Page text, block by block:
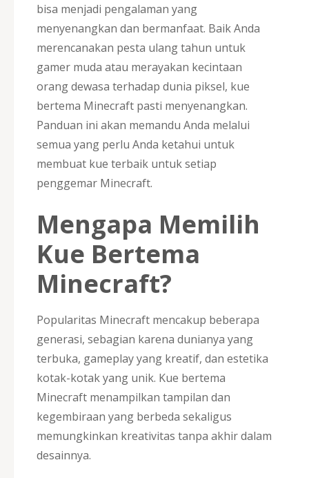
bisa menjadi pengalaman yang
menyenangkan dan bermanfaat. Baik Anda
merencanakan pesta ulang tahun untuk
gamer muda atau merayakan kecintaan
orang dewasa terhadap dunia piksel, kue
bertema Minecraft pasti menyenangkan.
Panduan ini akan memandu Anda melalui
semua yang perlu Anda ketahui untuk
membuat kue terbaik untuk setiap
penggemar Minecraft.
Mengapa Memilih
Kue Bertema
Minecraft?
Popularitas Minecraft mencakup beberapa
generasi, sebagian karena dunianya yang
terbuka, gameplay yang kreatif, dan estetika
kotak-kotak yang unik. Kue bertema
Minecraft menampilkan tampilan dan
kegembiraan yang berbeda sekaligus
memungkinkan kreativitas tanpa akhir dalam
desainnya.